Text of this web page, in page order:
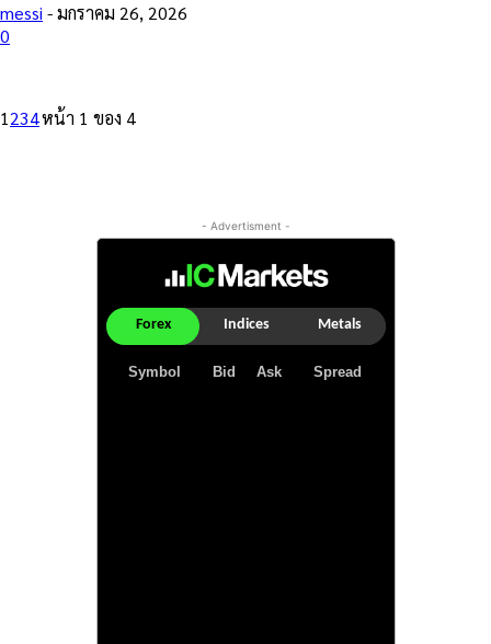
messi -มกราคม 26, 2026
0
1234หน้า 1 ของ 4
- Advertisment -